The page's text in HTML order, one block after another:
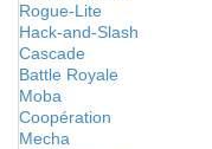
Rogue-Lite
Hack-and-Slash
Cascade
Battle Royale
Moba
Coopération
Mecha